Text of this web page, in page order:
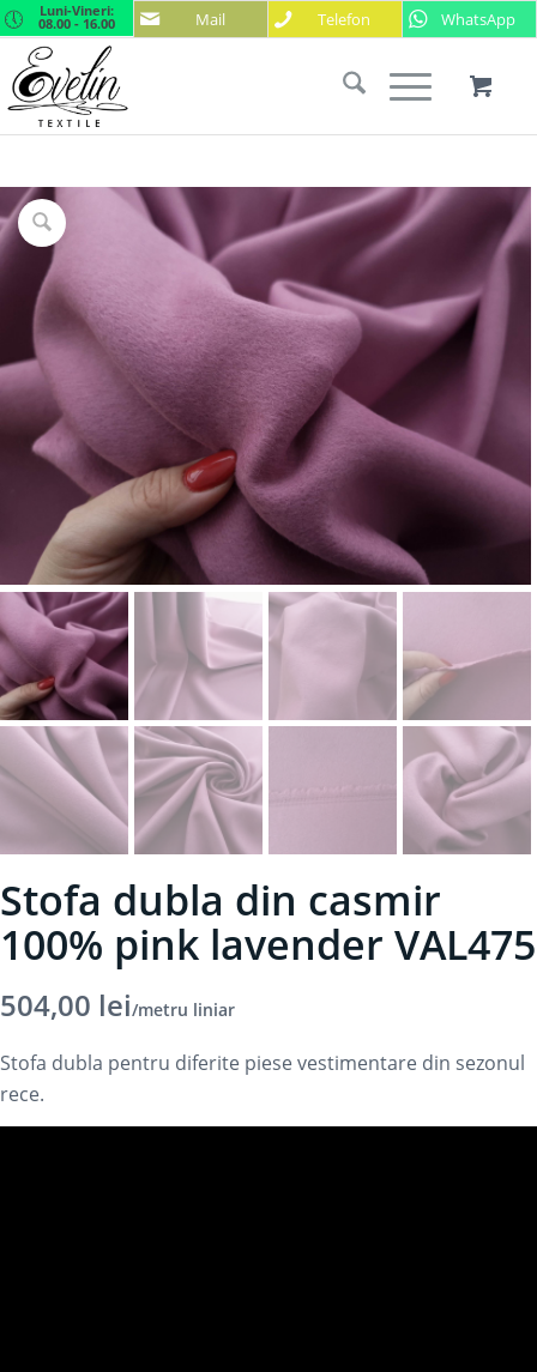
Mail Telefon WhatsApp
Luni-Vineri:
08.00 - 16.00
Stofa dubla din casmir
100% pink lavender VAL475
504,00 lei/metru liniar
Stofa dubla pentru diferite piese vestimentare din sezonul
rece.